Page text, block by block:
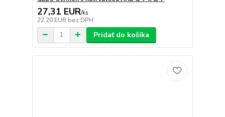
27,31 EUR/ks
22,20 EUR bez DPH
Pridať do košíka